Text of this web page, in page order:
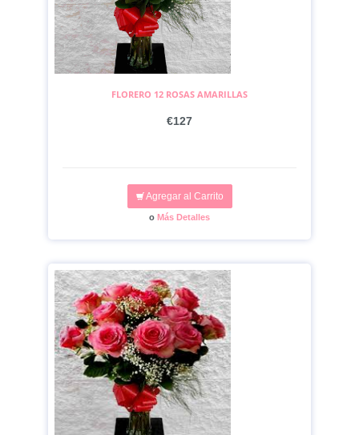
FLORERO 12 ROSAS AMARILLAS
€127
Agregar al Carrito
o Más Detalles